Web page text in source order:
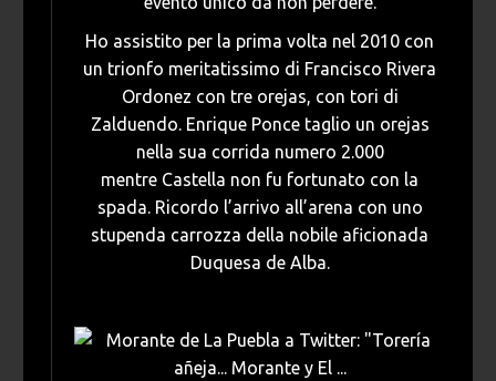
Ho assistito per la prima volta nel 2010 con
un trionfo meritatissimo di Francisco Rivera
Ordonez con tre orejas, con tori di
Zalduendo. Enrique Ponce taglio un orejas
nella sua corrida numero 2.000
mentre Castella non fu fortunato con la
spada. Ricordo l’arrivo all’arena con uno
stupenda carrozza della nobile aficionada
Duquesa de Alba.